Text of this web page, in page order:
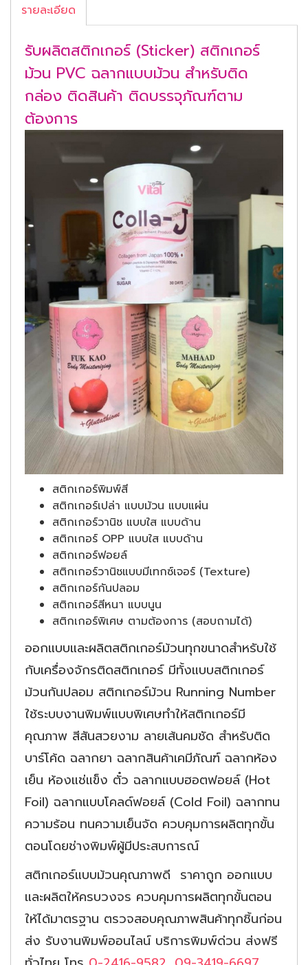
รายละเอียด
รับผลิตสติกเกอร์ (Sticker) สติกเกอร์
ม้วน PVC ฉลากแบบม้วน สำหรับติด
กล่อง ติดสินค้า ติดบรรจุภัณฑ์ตาม
ต้องการ
สติกเกอร์พิมพ์สี
สติกเกอร์เปล่า แบบม้วน แบบแผ่น
สติกเกอร์วานิช แบบใส แบบด้าน
สติกเกอร์ OPP แบบใส แบบด้าน
สติกเกอร์ฟอยล์
สติกเกอร์วานิชแบบมีเทกซ์เจอร์ (Texture)
สติกเกอร์กันปลอม
สติกเกอร์สีหนา แบบนูน
สติกเกอร์พิเศษ ตามต้องการ (สอบถามได้)
ออกแบบและผลิตสติกเกอร์ม้วนทุกขนาดสำหรับใช้
กับเครื่องจักรติดสติกเกอร์ มีทั้งแบบสติกเกอร์
ม้วนกันปลอม สติกเกอร์ม้วน Running Number
ใช้ระบบงานพิมพ์แบบพิเศษทำให้สติกเกอร์มี
คุณภาพ สีสันสวยงาม ลายเส้นคมชัด สำหรับติด
บาร์โค้ด ฉลากยา ฉลากสินค้าเคมีภัณฑ์ ฉลากห้อง
เย็น ห้องแช่แข็ง ตั๋ว ฉลากแบบฮอตฟอยล์ (Hot
Foil) ฉลากแบบโคลด์ฟอยล์ (Cold Foil) ฉลากทน
ความร้อน ทนความเย็นจัด ควบคุมการผลิตทุกขั้น
ตอนโดยช่างพิมพ์ผู้มีประสบการณ์
สติกเกอร์แบบม้วนคุณภาพดี ราคาถูก ออกแบบ
และผลิตให้ครบวงจร ควบคุมการผลิตทุกขั้นตอน
ให้ได้มาตรฐาน ตรวจสอบคุณภาพสินค้าทุกชิ้นก่อน
ส่ง รับงานพิมพ์ออนไลน์ บริการพิมพ์ด่วน ส่งฟรี